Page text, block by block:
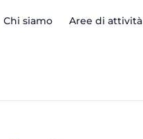
Chi siamo Aree di attività